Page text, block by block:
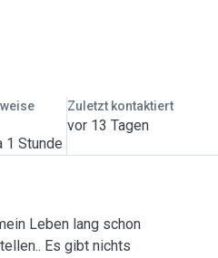
1 Stunde
Zuletzt kontaktiert
vor 13 Tagen
Leben lang schon
Es gibt nichts